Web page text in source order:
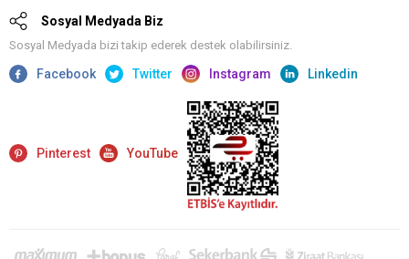
Sosyal Medyada Biz
Sosyal Medyada bizi takip ederek destek olabilirsiniz.
Facebook Twitter Instagram Linkedin
Pinterest YouTube